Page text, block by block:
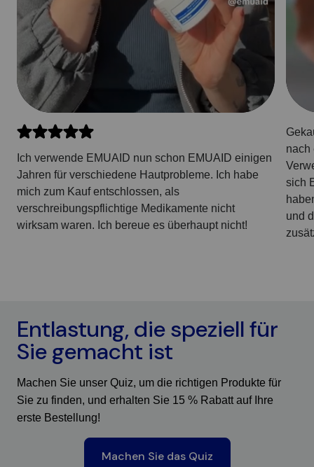
Ich verwende EMUAID nun schon EMUAID einigen
Jahren für verschiedene Hautprobleme. Ich habe
mich zum Kauf entschlossen, als
verschreibungspflichtige Medikamente nicht
wirksam waren. Ich bereue es überhaupt nicht!
nach
sich
und
Entlastung, die speziell für
Sie gemacht ist
Machen Sie unser Quiz, um die richtigen Produkte für
Sie zu finden, und erhalten Sie 15 % Rabatt auf Ihre
erste Bestellung!
Machen Sie das Quiz